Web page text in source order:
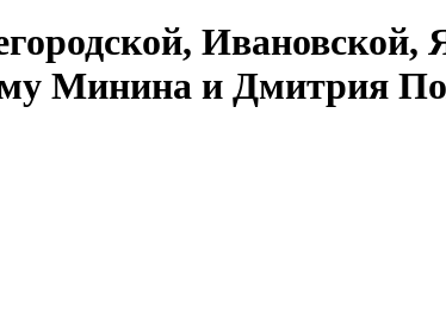
Ивановской,
Минина и Дмитрия